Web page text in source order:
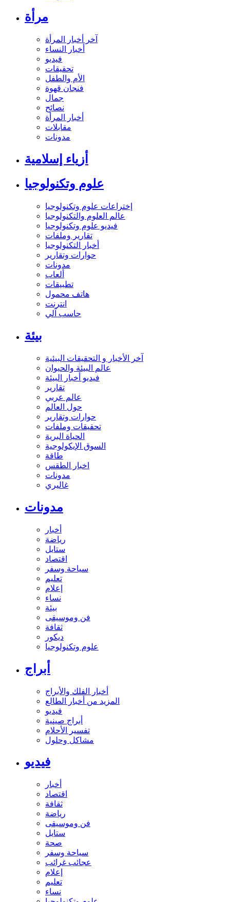
مرأة
آخر أخبار المرأة
أخبار النساء
فيديو
تحقيقات
الأم والطفل
فنجان قهوة
جمال
نصائح
أخبار المرأة
مقابلات
مدونات
أزياء إسلامية
علوم وتكنولوجيا
إختراعات علوم وتكنولوجيا
عالم العلوم والتكنولوجيا
فيديو علوم وتكنولوجيا
تقارير وملفات
أخبار التكنولوجيا
حوارات وتقارير
مدونات
ألعاب
تطبيقات
هاتف محمول
انترنت
حاسب آلي
بيئة
آخر الأخبار و التحقيقات البيئية
عالم البيئة والحيوان
فيديو أخبار البيئة
تقارير
عالم عربي
حول العالم
حوارات وتقارير
تحقيقات وملفات
الحياة البرية
السوق الإيكولوجية
طاقة
اخبار الطقس
مدونات
غاليري
مدونات
أخبار
رياضة
ستايل
اقتصاد
سياحة وسفر
تعليم
إعلام
نساء
بيئة
فن وموسيقى
ثقافة
ديكور
علوم وتكنولوجيا
أبراج
أخبار الفلك والأبراج
المزيد من أخبار الطالع
فيديو
أبراج صينية
تفسير الأحلام
مشاكل وحلول
فيديو
أخبار
اقتصاد
ثقافة
رياضة
فن وموسيقى
ستايل
صحة
سياحة وسفر
عجائب غرائب
إعلام
تعليم
نساء